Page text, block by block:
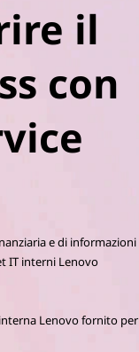
il
con
e di informazioni
IT interni Lenovo
Lenovo fornito per